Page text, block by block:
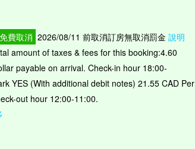
免費取消 2026/08/11 前取消訂房無取消罰金 說明
amount of taxes & fees for this booking:4.60
payable on arrival. Check-in hour 18:00-
YES (With additional debit notes) 21.55 CAD Per
out hour 12:00-11:00.